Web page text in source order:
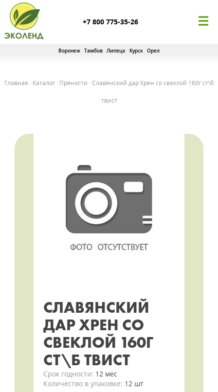
+7 800 775-35-26
Воронеж Тамбов Липецк Курск Орел
Главная · Каталог · Пряности · Славянский дар Хрен со свеклой 160г ст\б
твист
СЛАВЯНСКИЙ
ДАР ХРЕН СО
СВЕКЛОЙ 160Г
СТ\Б ТВИСТ
Срок годности: 12 мес
Количество в упаковке: 12 шт